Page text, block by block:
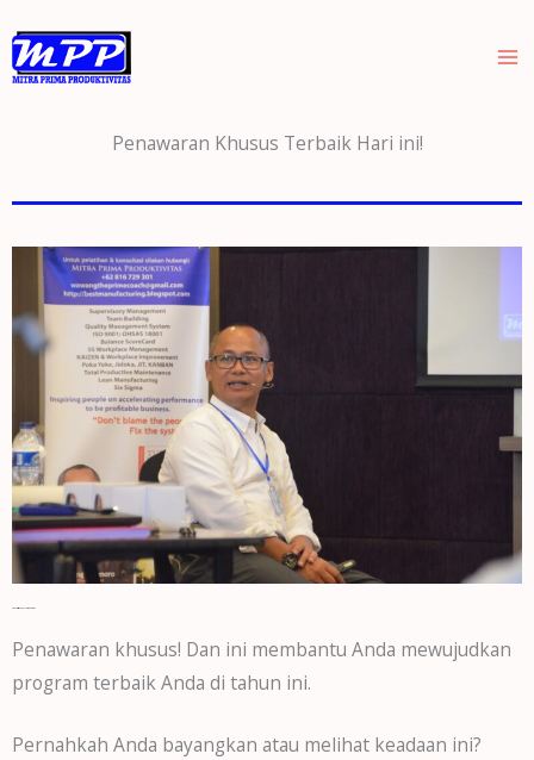
to
content
Penawaran Khusus Terbaik Hari ini!
Penawaran khusus! Dan ini membantu Anda mewujudkan
program terbaik Anda di tahun ini.
Pernahkah Anda bayangkan atau melihat keadaan ini?